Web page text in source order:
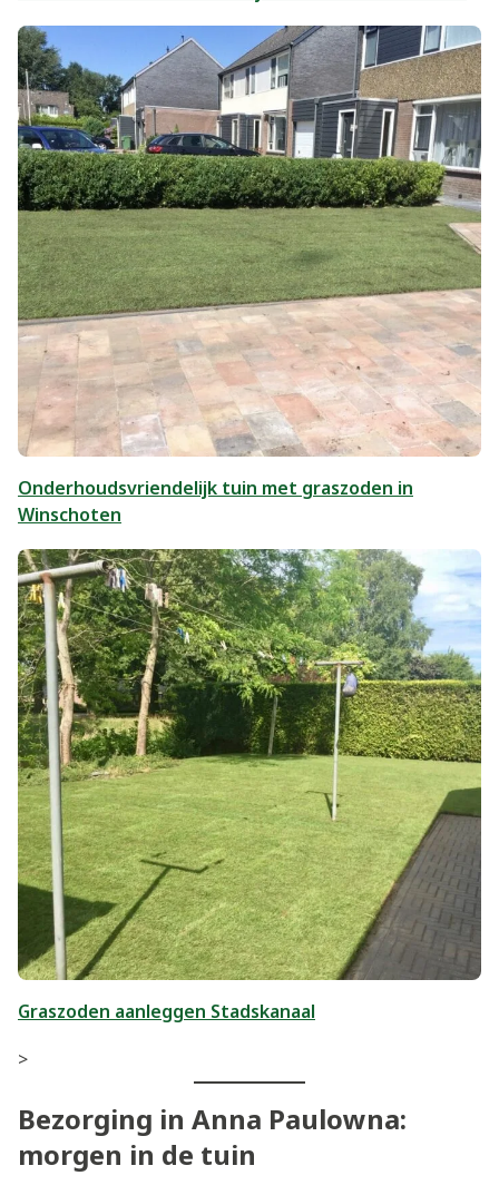
Onderhoudsvriendelijk tuin met graszoden in
Winschoten
Graszoden aanleggen Stadskanaal
>
Bezorging in Anna Paulowna:
morgen in de tuin